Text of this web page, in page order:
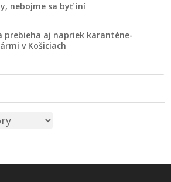
nebojme sa byť iní
prebieha aj napriek karanténe-
v Košiciach